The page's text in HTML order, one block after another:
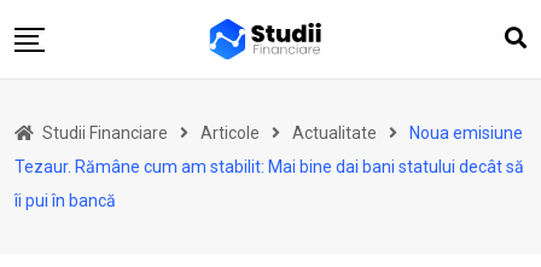
to
Actualitate
Investiții
Studii Financiare Articole Actualitate
Noua emisiune
Tezaur. Rămâne cum am stabilit: Mai bine dai bani statului decât să
îi pui în bancă